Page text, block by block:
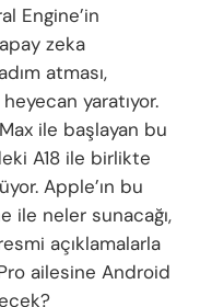
Engine’in
zeka
atması,
yaratıyor.
ile başlayan bu
A18 ile birlikte
Apple’ın bu
ile neler sunacağı,
açıklamalarla
ailesine Android